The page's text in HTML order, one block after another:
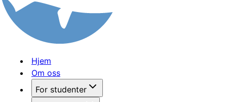
Hjem
Om oss
For studenter